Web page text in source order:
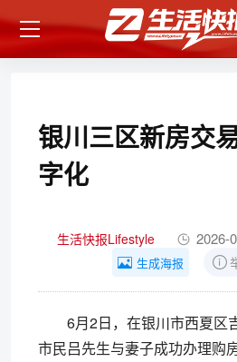
银川三区新房交
字化
生活快报Lifestyle 2026-
生成海报
6月2日，在银川市西夏区
市民吕先生与妻子成功办理购